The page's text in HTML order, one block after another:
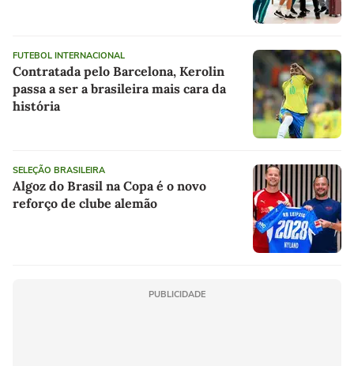
FUTEBOL INTERNACIONAL
Contratada pelo Barcelona, Kerolin
passa a ser a brasileira mais cara da
história
SELEÇÃO BRASILEIRA
Algoz do Brasil na Copa é o novo
reforço de clube alemão
PUBLICIDADE